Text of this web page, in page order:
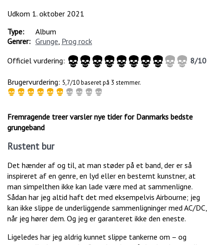
Udkom 1. oktober 2021
Type:
Album
Genrer: Grunge Prog rock
Officiel vurdering:
8/10
Brugervurdering: 5,7/10 baseret på 3 stemmer.
Fremragende treer varsler nye tider for Danmarks bedste
grungeband
Rustent bur
Det hænder af og til, at man støder på et band, der er så
inspireret af en genre, en lyd eller en bestemt kunstner, at
man simpelthen ikke kan lade være med at sammenligne.
Sådan har jeg altid haft det med eksempelvis Airbourne; jeg
kan ikke slippe de underliggende sammenligninger med AC/DC,
når jeg hører dem. Og jeg er garanteret ikke den eneste.
Ligeledes har jeg aldrig kunnet slippe tankerne om – og